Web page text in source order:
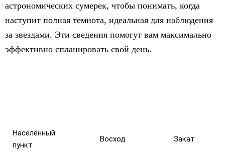
астрономических сумерек, чтобы понимать, когда
наступит полная темнота, идеальная для наблюдения
за звездами. Эти сведения помогут вам максимально
эффективно спланировать свой день.
Населённый
пункт
Восход Закат